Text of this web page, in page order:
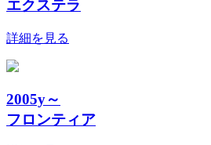
エクステラ
詳細を見る
2005y～
フロンティア